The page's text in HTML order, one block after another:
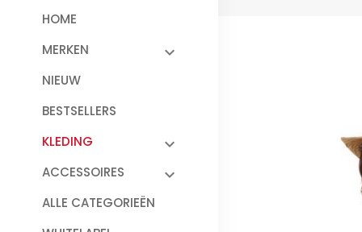
HOME
MERKEN
NIEUW
BESTSELLERS
KLEDING
ACCESSOIRES
ALLE CATEGORIEËN